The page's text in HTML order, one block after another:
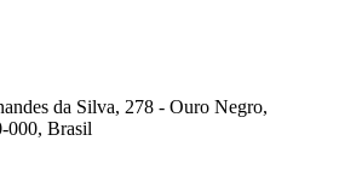
da Silva, 278 - Ouro Negro,
000, Brasil